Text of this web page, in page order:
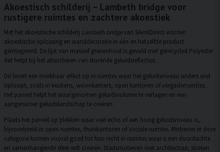
Akoestisch schilderij – Lambeth bridge voor
rustigere ruimtes en zachtere akoestiek
Met het akoestische schilderij Lambeth bridgevan SilentDirect worden
akoestische oplossing en wanddecoratie in één en hetzelfde product
geïntegreerd. De lijst van massief grenenhout is gevuld met gerecycled Polyester
dat helpt bij het absorberen van storende geluidsreflecties.
Dit levert een merkbaar effect op in ruimtes waar het geluidsniveau anders snel
oploopt, zoals in keukens, woonkamers, open kantoren of vergaderruimtes.
Het paneel helpt het waargenomen geluidsvolume te verlagen en een
aangenamer geluidslandschap te creëren.
Plaats het paneel op plekken waar veel echo of een hoog geluidsniveau is,
bijvoorbeeld in open ruimtes, thuiskantoren of sociale ruimtes. Motieven in deze
categorie komen vooral goed tot hun recht in ruimtes waar u een doordachte
en samenhangende sfeer wilt creëren. Stadsmotieven met architectuur, straten